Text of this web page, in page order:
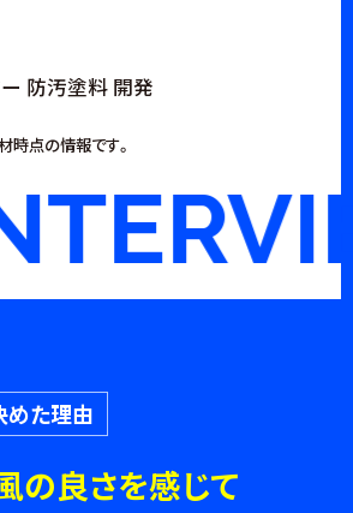
防汚塗料 開発
時点の情報です。
めた理由
の良さを感じて